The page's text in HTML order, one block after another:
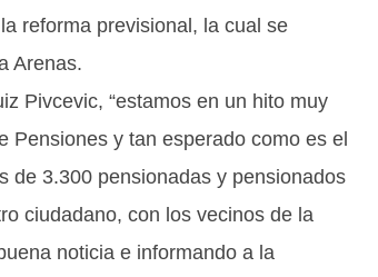
reforma previsional, la cual se
Arenas.
Pivcevic, “estamos en un hito muy
Pensiones y tan esperado como es el
de 3.300 pensionadas y pensionados
ciudadano, con los vecinos de la
noticia e informando a la